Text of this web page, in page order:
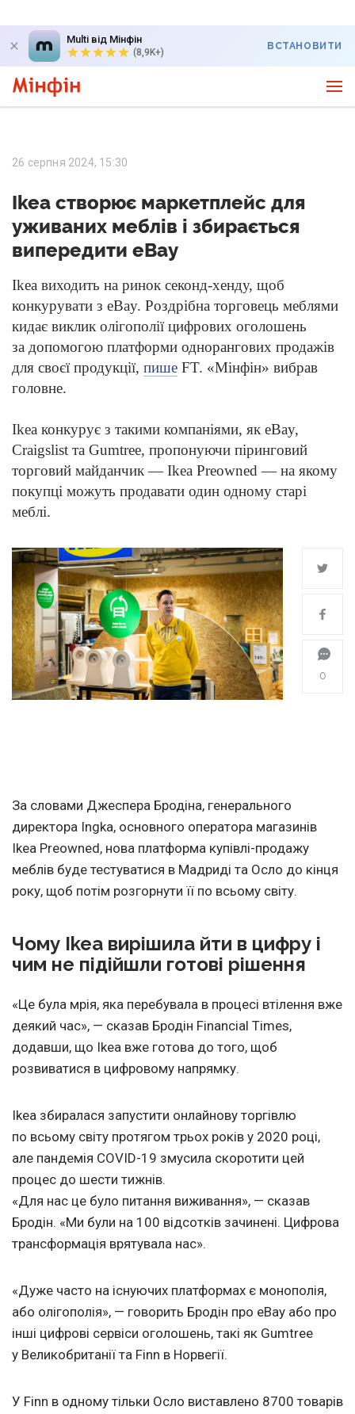
Multi від Мінфін
(8,9K+)
ВСТАНОВИТИ
26 серпня 2024, 15:30
Ikea створює маркетплейс для
уживаних меблів і збирається
випередити eBay
Ikea виходить на ринок секонд-хенду, щоб
конкурувати з eBay. Роздрібна торговець меблями
кидає виклик олігополії цифрових оголошень
за допомогою платформи однорангових продажів
для своєї продукції, пише FT. «Мінфін» вибрав
головне.
Ikea конкурує з такими компаніями, як eBay,
Craigslist та Gumtree, пропонуючи піринговий
торговий майданчик — Ikea Preowned — на якому
покупці можуть продавати один одному старі
меблі.
0
За словами Джеспера Бродіна, генерального
директора Ingka, основного оператора магазинів
Ikea Preowned, нова платформа купівлі-продажу
меблів буде тестуватися в Мадриді та Осло до кінця
року, щоб потім розгорнути її по всьому світу.
Чому Ikea вирішила йти в цифру і
чим не підійшли готові рішення
«Це була мрія, яка перебувала в процесі втілення вже
деякий час», — сказав Бродін Financial Times,
додавши, що Ikea вже готова до того, щоб
розвиватися в цифровому напрямку.
Ikea збиралася запустити онлайнову торгівлю
по всьому світу протягом трьох років у 2020 році,
але пандемія COVID-19 змусила скоротити цей
процес до шести тижнів.
«Для нас це було питання виживання», — сказав
Бродін. «Ми були на 100 відсотків зачинені. Цифрова
трансформація врятувала нас».
«Дуже часто на існуючих платформах є монополія,
або олігополія», — говорить Бродін про eBay або про
інші цифрові сервіси оголошень, такі як Gumtree
у Великобританії та Finn в Норвегії.
У Finn в одному тільки Осло виставлено 8700 товарів